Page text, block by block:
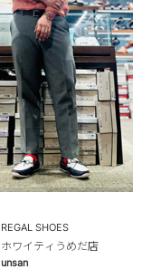
REGAL SHOES
ホワイティうめだ店
unsan